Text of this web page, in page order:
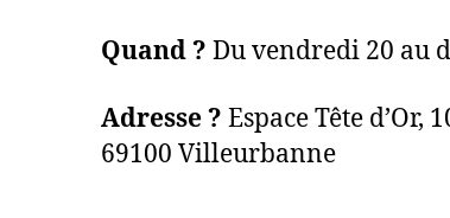
Quand ? Du vendredi 20 au
Adresse ? Espace Tête d’Or,
69100 Villeurbanne